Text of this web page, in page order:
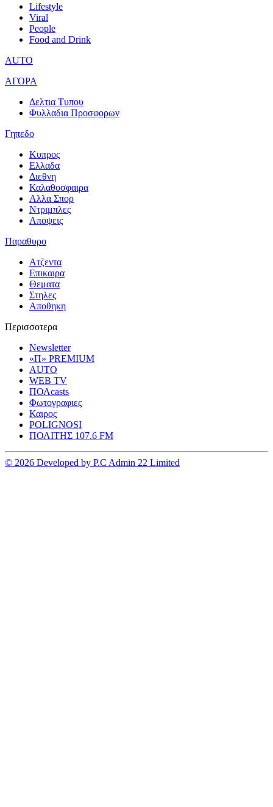
Lifestyle
Viral
People
Food and Drink
AUTO
ΑΓΟΡΑ
Δελτια Τυπου
Φυλλαδια Προσφορων
Γηπεδο
Κυπρος
Ελλαδα
Διεθνη
Καλαθοσφαιρα
Αλλα Σπορ
Ντριμπλες
Αποψεις
Παραθυρο
Ατζεντα
Επικαιρα
Θεματα
Στηλες
Αποθηκη
Περισσοτερα
Newsletter
«Π» PREMIUM
AUTO
WEB TV
ΠΟΛcasts
Φωτογραφιες
Καιρος
POLIGNOSI
ΠΟΛΙΤΗΣ 107.6 FM
© 2026 Developed by P.C Admin 22 Limited